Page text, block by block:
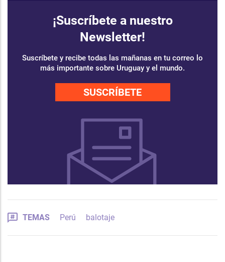
¡Suscríbete a nuestro
Newsletter!
Suscríbete y recibe todas las mañanas en tu correo lo
más importante sobre Uruguay y el mundo.
SUSCRÍBETE
TEMAS Perú balotaje